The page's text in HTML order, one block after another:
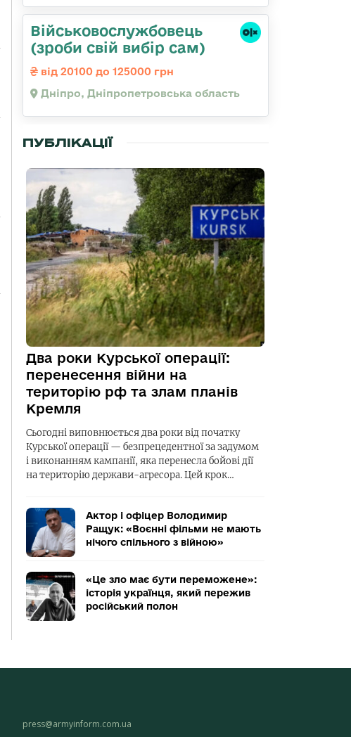
Військовослужбовець
(зроби свій вибір сам)
від 20100 до 125000 грн
Дніпро, Дніпропетровська область
ПУБЛІКАЦІЇ
Два роки Курської операції:
перенесення війни на
територію рф та злам планів
Кремля
Сьогодні виповнюється два роки від початку
Курської операції — безпрецедентної за задумом
і виконанням кампанії, яка перенесла бойові дії
на територію держави-агресора. Цей крок…
Актор і офіцер Володимир
Ращук: «Воєнні фільми не мають
нічого спільного з війною»
«Це зло має бути переможене»:
історія українця, який пережив
російський полон
press@armyinform.com.ua